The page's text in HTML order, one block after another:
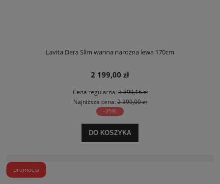
Lavita Dera Slim wanna narożna lewa 170cm
2 199,00 zł
Cena regularna:3 399,15 zł
Najniższa cena: 2 399,00 zł
-35%
DO KOSZYKA
promocja